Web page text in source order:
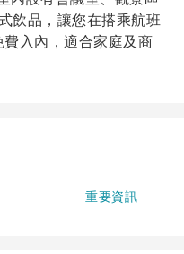
飲品，讓您在搭乘航班
入內，適合家庭及商
重要資訊